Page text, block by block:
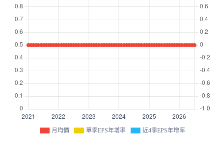
月均價 單季EPS年增率 近4季EPS年增率